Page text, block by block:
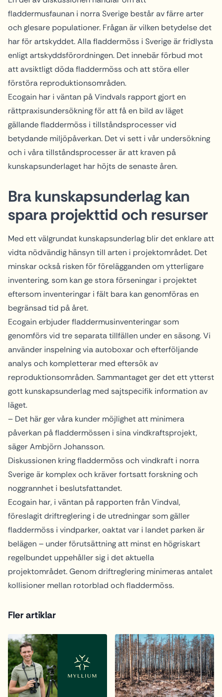
fladdermusfaunan i norra Sverige består av färre arter
och glesare populationer. Frågan är vilken betydelse det
har för artskyddet. Alla fladdermöss i Sverige är fridlysta
enligt artskyddsförordningen. Det innebär förbud mot
att avsiktligt döda fladdermöss och att störa eller
förstöra reproduktionsområden.
Ecogain har i väntan på Vindvals rapport gjort en
rättpraxisundersökning för att få en bild av läget
gällande fladdermöss i tillståndsprocesser vid
betydande miljöpåverkan. Det vi sett i vår undersökning
och i våra tillståndsprocesser är att kraven på
kunskapsunderlaget har höjts de senaste åren.
Bra kunskapsunderlag kan
spara projekttid och resurser
Med ett välgrundat kunskapsunderlag blir det enklare att
vidta nödvändig hänsyn till arten i projektområdet. Det
minskar också risken för förelägganden om ytterligare
inventering, som kan ge stora förseningar i projektet
eftersom inventeringar i fält bara kan genomföras en
begränsad tid på året.
Ecogain erbjuder fladdermusinventeringar som
genomförs vid tre separata tillfällen under en säsong. Vi
använder inspelning via autoboxar och efterföljande
analys och kompletterar med eftersök av
reproduktionsområden. Sammantaget ger det ett ytterst
gott kunskapsunderlag med sajtspecifik information av
läget.
– Det här ger våra kunder möjlighet att minimera
påverkan på fladdermössen i sina vindkraftsprojekt,
säger Ambjörn Johansson.
Diskussionen kring fladdermöss och vindkraft i norra
Sverige är komplex och kräver fortsatt forskning och
noggrannhet i beslutsfattandet.
Ecogain har, i väntan på rapporten från Vindval,
föreslagit driftreglering i de utredningar som gäller
fladdermöss i vindparker, oaktat var i landet parken är
belägen – under förutsättning att minst en högriskart
regelbundet uppehåller sig i det aktuella
projektområdet. Genom driftreglering minimeras antalet
kollisioner mellan rotorblad och fladdermöss.
Fler artiklar